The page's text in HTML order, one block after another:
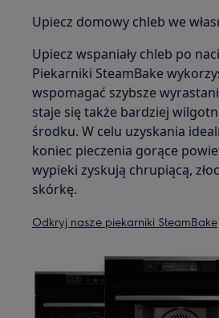
Upiecz domowy chleb we
Upiecz wspaniały chleb po
Piekarniki SteamBake
wspomagać szybsze
staje się także bardziej
środku. W celu uzyskania
koniec pieczenia gorące
wypieki zyskują chrupiącą,
skórkę.
Odkryj nasze piekarniki SteamBake